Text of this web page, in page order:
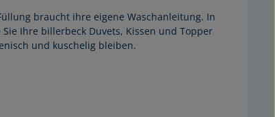
braucht ihre eigene Waschanleitung. In
Ihre billerbeck Duvets, Kissen und Topper
und kuschelig bleiben.